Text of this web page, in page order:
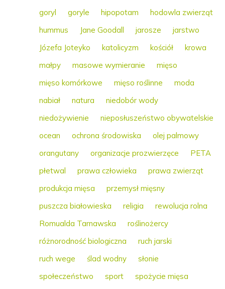
goryl
goryle hipopotam
hodowla zwierząt
hummus
Jane Goodall jarosze
jarstwo
Józefa Joteyko
katolicyzm kościół
krowa
małpy
masowe wymieranie
mięso
mięso komórkowe
mięso roślinne
moda
nabiał
natura
niedobór wody
niedożywienie
nieposłuszeństwo obywatelskie
ocean
ochrona środowiska
olej palmowy
orangutany
organizacje prozwierzęce
PETA
płetwal
prawa człowieka
prawa zwierząt
produkcja mięsa
przemysł mięsny
puszcza białowieska
religia
rewolucja rolna
Romualda Tarnawska
roślinożercy
różnorodność biologiczna
ruch jarski
ruch wege
ślad wodny
słonie
społeczeństwo
sport
spożycie mięsa